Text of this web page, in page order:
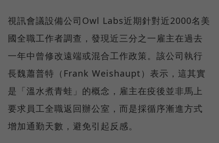
視訊會議設備公司Owl Labs近期針對近2000名美
國全職工作者調查，發現近三分之一雇主在過去
一年中曾修改遠端或混合工作政策。該公司執行
長魏蕭普特（Frank Weishaupt）表示，這其實
是「溫水煮青蛙」的概念，雇主在疫後並非馬上
要求員工全職返回辦公室，而是採循序漸進方式
增加通勤天數，避免引起反感。